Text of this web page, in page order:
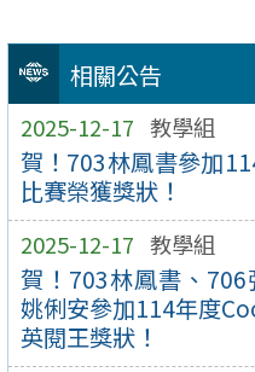
相關公告
2025-12-17 教學組
賀！703林鳳書參加
比賽榮獲獎狀！
2025-12-17 教學組
賀！703林鳳書、
姚俐安參加114年度
英閱王獎狀！